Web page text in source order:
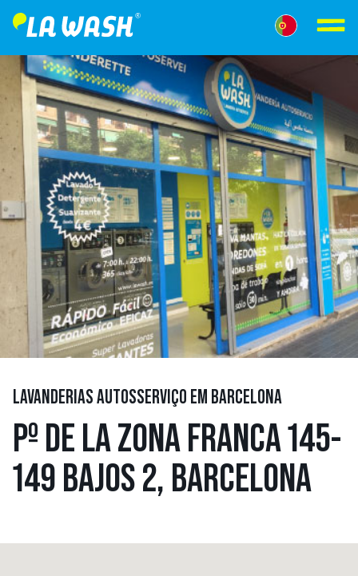
LAVANDERIAS AUTOSSERVIÇO EM BARCELONA
Pº DE LA ZONA FRANCA 145-
149 BAJOS 2, BARCELONA